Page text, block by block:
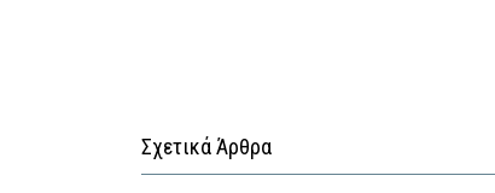
Σχετικά Άρθρα